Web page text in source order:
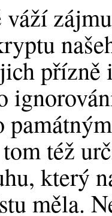
též
který
měla.